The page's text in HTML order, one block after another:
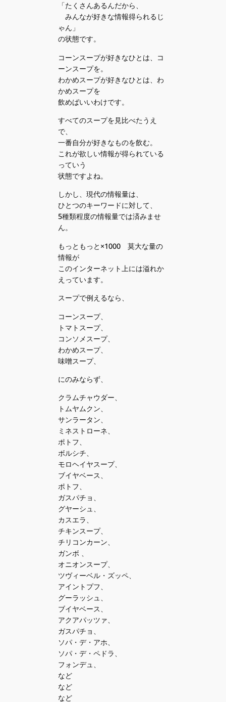
「たくさんあるんだから、
みんなが好きな情報得られるじ
ゃん」
の状態です。
コーンスープが好きなひとは、コ
ーンスープを。
わかめスープが好きなひとは、わ
かめスープを
飲めばいいわけです。
すべてのスープを見比べたうえ
で、
一番自分が好きなものを飲む。
これが欲しい情報が得られている
っていう
状態ですよね。
しかし、現代の情報量は、
ひとつのキーワードに対して、
5種類程度の情報量では済みませ
ん。
もっともっと×1000 莫大な量の
情報が
このインターネット上には溢れか
えっています。
スープで例えるなら、
コーンスープ、
トマトスープ、
コンソメスープ、
わかめスープ、
味噌スープ、
にのみならず、
クラムチャウダー、
トムヤムクン、
サンラータン、
ミネストローネ、
ポトフ、
ボルシチ、
モロヘイヤスープ、
ブイヤベース、
ポトフ、
ガスパチョ、
グヤーシュ、
カスエラ、
チキンスープ、
チリコンカーン、
ガンボ 、
オニオンスープ、
ツヴィーベル・ズッペ、
アイントプフ、
グーラッシュ、
ブイヤベース、
アクアパッツァ、
ガスパチョ、
ソパ・デ・アホ、
ソパ・デ・ペドラ、
フォンデュ、
など
など
など